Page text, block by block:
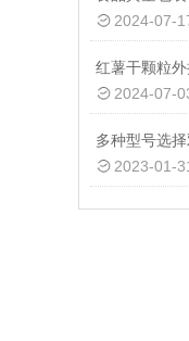
2024-07-
红薯干颗粒
2024-07-
2023-01-